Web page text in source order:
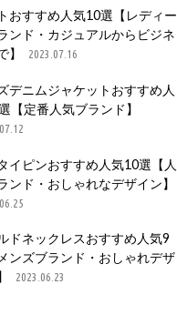
おすすめ人気10選【レディー
ンド・カジュアルからビジネ
】
2023.07.16
デニムジャケットおすすめ人
【定番人気ブランド】
イピンおすすめ人気10選【人
ンド・おしゃれなデザイン】
ドネックレスおすすめ人気9
ンズブランド・おしゃれデザ
2023.06.23